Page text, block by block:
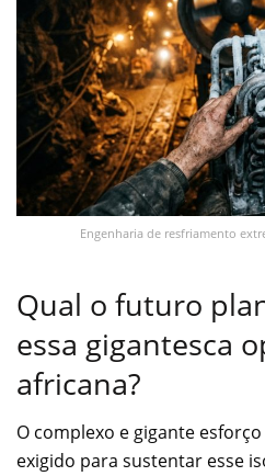
Engenharia de resfriamento
Qual o futuro
essa gigantesca
africana?
O complexo e gigante
exigido para sustentar esse